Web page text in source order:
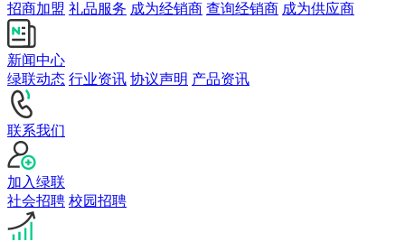
招商加盟 礼品服务 成为经销商 查询经销商 成为供应商
新闻中心
绿联动态 行业资讯 协议声明 产品资讯
联系我们
加入绿联
社会招聘 校园招聘